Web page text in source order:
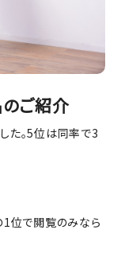
ご紹介
た。5位は同率で3
1位で閲覧のみなら